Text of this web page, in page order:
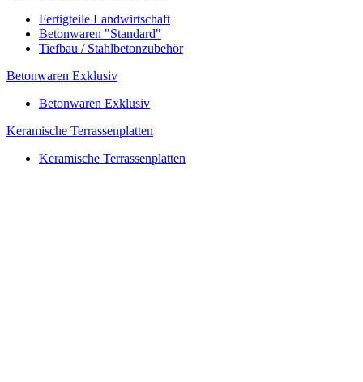
Fertigteile Landwirtschaft
Betonwaren "Standard"
Tiefbau / Stahlbetonzubehör
Betonwaren Exklusiv
Betonwaren Exklusiv
Keramische Terrassenplatten
Keramische Terrassenplatten